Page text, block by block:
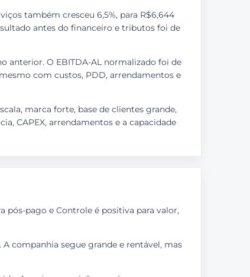
também cresceu 6,5%, para R$6,644
antes do financeiro e tributos foi de
anterior. O EBITDA-AL normalizado foi de
com custos, PDD, arrendamentos e
marca forte, base de clientes grande,
CAPEX, arrendamentos e a capacidade
pós-pago e Controle é positiva para valor,
companhia segue grande e rentável, mas